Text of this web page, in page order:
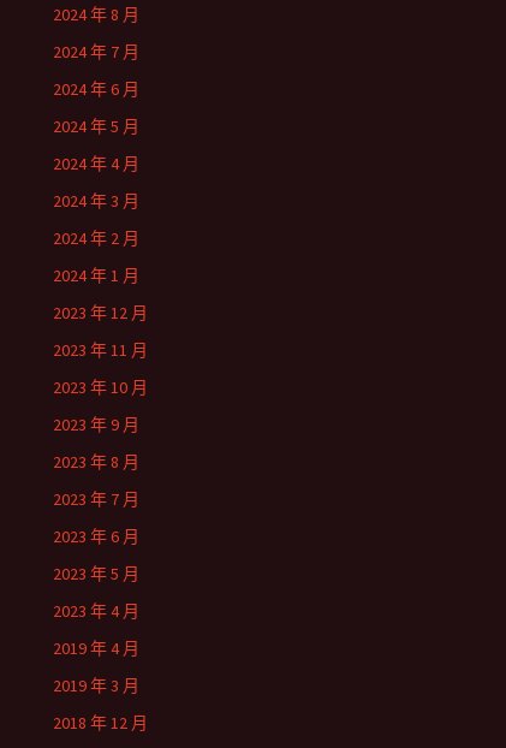
2024 年 8 月
2024 年 7 月
2024 年 6 月
2024 年 5 月
2024 年 4 月
2024 年 3 月
2024 年 2 月
2024 年 1 月
2023 年 12 月
2023 年 11 月
2023 年 10 月
2023 年 9 月
2023 年 8 月
2023 年 7 月
2023 年 6 月
2023 年 5 月
2023 年 4 月
2019 年 4 月
2019 年 3 月
2018 年 12 月